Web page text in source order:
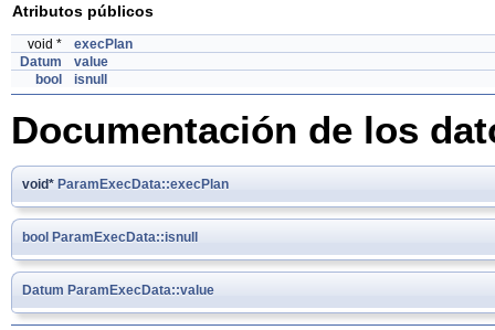
Atributos públicos
void *
execPlan
Datum
value
bool
isnull
Documentación de los
void* ParamExecData::execPlan
bool ParamExecData::isnull
Datum ParamExecData::value